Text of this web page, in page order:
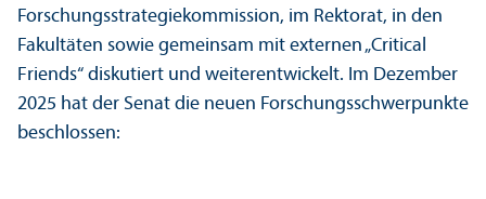
Forschungs­strategie­kommission, im Rektorat, in den
Fakultäten sowie gemeinsam mit externen „Critical
Friends“ diskutiert und weiterentwickelt. Im Dezember
2025 hat der Senat die neuen Forschungs­schwerpunkte
beschlossen: